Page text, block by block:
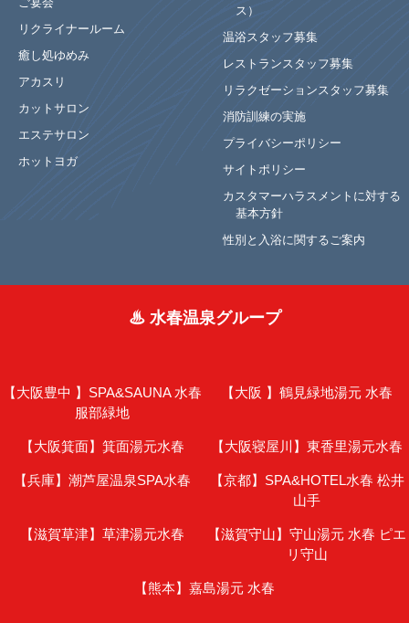
リクライナールーム
癒し処ゆめみ
アカスリ
カットサロン
エステサロン
ホットヨガ
ス）
温浴スタッフ募集
レストランスタッフ募集
リラクゼーションスタッフ募集
消防訓練の実施
プライバシーポリシー
サイトポリシー
カスタマーハラスメントに対する
基本方針
性別と入浴に関するご案内
♨ 水春温泉グループ
【大阪豊中 】 SPA&SAUNA 水春
服部緑地
【大阪 】 鶴見緑地湯元 水春
【大阪箕面】 箕面湯元水春 【大阪寝屋川】 東香里湯元水春
【兵庫】 潮芦屋温泉SPA水春 【京都】 SPA&HOTEL水春 松井
山手
【滋賀草津】 草津湯元水春 【滋賀守山】 守山湯元 水春 ピエ
リ守山
【熊本】 嘉島湯元 水春